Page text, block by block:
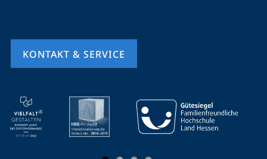
KONTAKT & SERVICE
Mobile-
Service-
Navigation